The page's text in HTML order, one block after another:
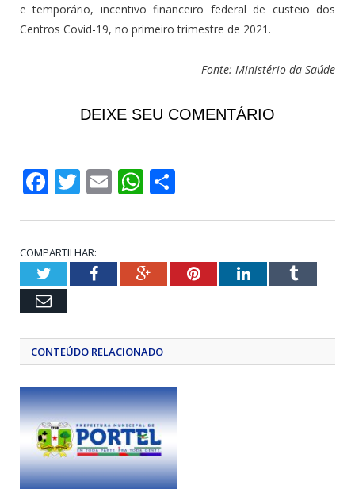
e temporário, incentivo financeiro federal de custeio dos
Centros Covid-19, no primeiro trimestre de 2021.
Fonte: Ministério da Saúde
DEIXE SEU COMENTÁRIO
Facebook
Twitter
EmailWhatsApp
COMPARTILHAR:
TwitterFacebookGoogle+PinterestLinkedInTumblr
Email
CONTEÚDO RELACIONADO